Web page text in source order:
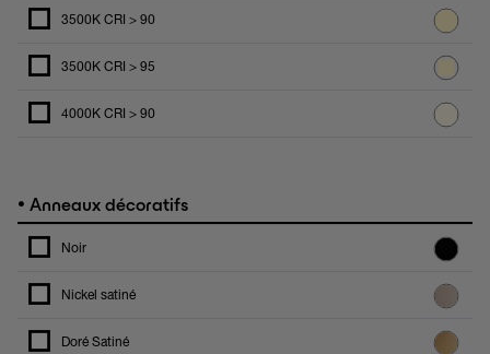
3500K CRI > 90
3500K CRI > 95
4000K CRI > 90
• Anneaux décoratifs
Noir
Nickel satiné
Doré Satiné